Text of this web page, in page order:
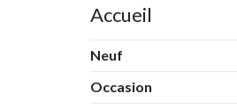
Accueil
Neuf
Occasion